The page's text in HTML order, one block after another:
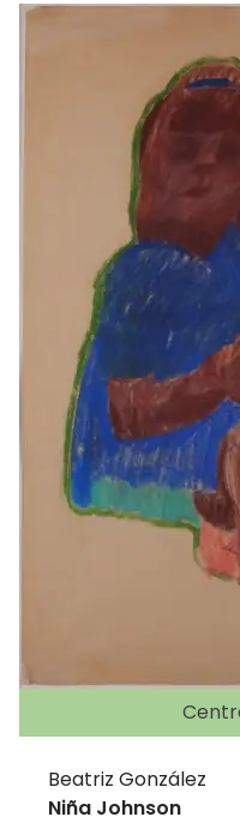
Beatriz González
Niña Johnson